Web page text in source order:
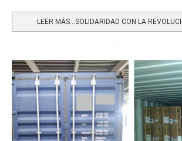
LEER MÁS…SOLIDARIDAD CON LA